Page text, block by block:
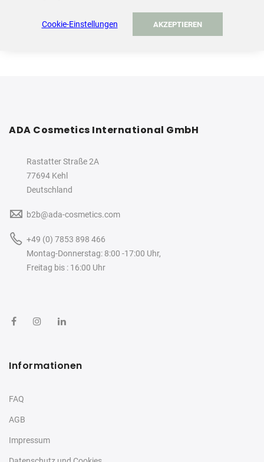
ADA Cosmetics International GmbH
Rastatter Straße 2A
77694 Kehl
Deutschland
b2b@ada-cosmetics.com
+49 (0) 7853 898 466
Montag-Donnerstag: 8:00 -17:00 Uhr,
Freitag bis : 16:00 Uhr
Informationen
FAQ
AGB
Impressum
Cookie-Einstellungen AKZEPTIEREN